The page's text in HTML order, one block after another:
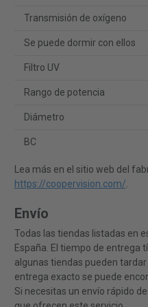
Transmisión de oxígeno
Se puede dormir con ellos
Filtro UV
Rango de potencia
Diámetro
BC
Lea más en el sitio web del
https://coopervision.com/.
Envío
Todas las tiendas listadas en
España. El tiempo de entrega
algunas tiendas pueden
entrega exacto se puede
Si necesitas un envío rápido